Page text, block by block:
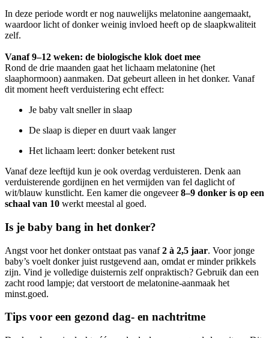
In deze periode wordt er nog nauwelijks melatonine aangemaakt,
waardoor licht of donker weinig invloed heeft op de slaapkwaliteit
zelf.
Vanaf 9–12 weken: de biologische klok doet mee
Rond de drie maanden gaat het lichaam melatonine (het
slaaphormoon) aanmaken. Dat gebeurt alleen in het donker. Vanaf
dit moment heeft verduistering echt effect:
Je baby valt sneller in slaap
De slaap is dieper en duurt vaak langer
Het lichaam leert: donker betekent rust
Vanaf deze leeftijd kun je ook overdag verduisteren. Denk aan
verduisterende gordijnen en het vermijden van fel daglicht of
wit/blauw kunstlicht. Een kamer die ongeveer8–9 donker is op een
schaal van 10 werkt meestal al goed.
Is je baby bang in het donker?
Angst voor het donker ontstaat pas vanaf2 à 2,5 jaar. Voor jonge
baby’s voelt donker juist rustgevend aan, omdat er minder prikkels
zijn. Vind je volledige duisternis zelf onpraktisch? Gebruik dan een
zacht rood lampje; dat verstoort de melatonine-aanmaak het
minst.goed.
Tips voor een gezond dag- en nachtritme